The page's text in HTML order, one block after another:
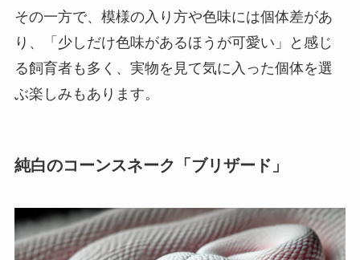
その一方で、模様の入り方や色味には個体差があ
り、「少しだけ色味があるほうが可愛い」と感じ
る飼育者も多く、実物を見て気に入った個体を選
ぶ楽しみもあります。
純白のコーンスネーク「ブリザード」